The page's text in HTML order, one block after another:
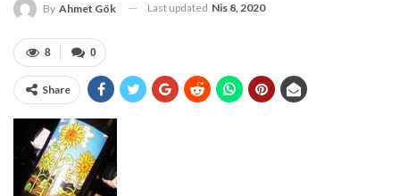
By Ahmet Gök Last updated Nis 8, 2020
0
8
Share